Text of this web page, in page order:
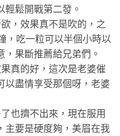
輕鬆開戰第二發。
，效果真不是吹的，之
，吃一粒可以半個小時以
，果斷推薦給兄弟們。
真的好，這次是老婆催
以盡情享受那個呀，老婆
也擠不出來，現在服用
主要是硬度夠，美眉在我